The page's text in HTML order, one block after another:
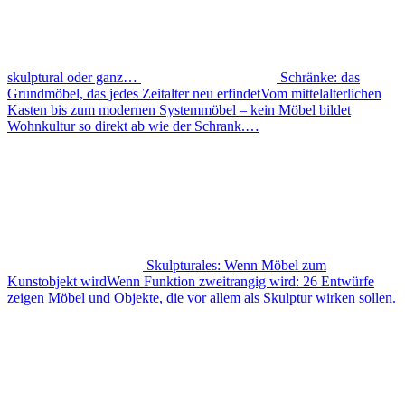
skulptural oder ganz…
Schränke: das
Grundmöbel, das jedes Zeitalter neu erfindetVom mittelalterlichen
Kasten bis zum modernen Systemmöbel – kein Möbel bildet
Wohnkultur so direkt ab wie der Schrank.…
Skulpturales: Wenn Möbel zum
Kunstobjekt wirdWenn Funktion zweitrangig wird: 26 Entwürfe
zeigen Möbel und Objekte, die vor allem als Skulptur wirken sollen.